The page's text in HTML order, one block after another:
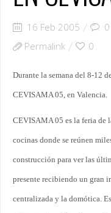
16 Feb 2005 0
Permalink
0
Durante la semana del 8-12
CEVISAMA 05, en Valencia.
CEVISAMA 05 es la feria de
cocinas donde se reúnen
construcción para ver las
presente recibiendo un gran
centralizada y la domótica.